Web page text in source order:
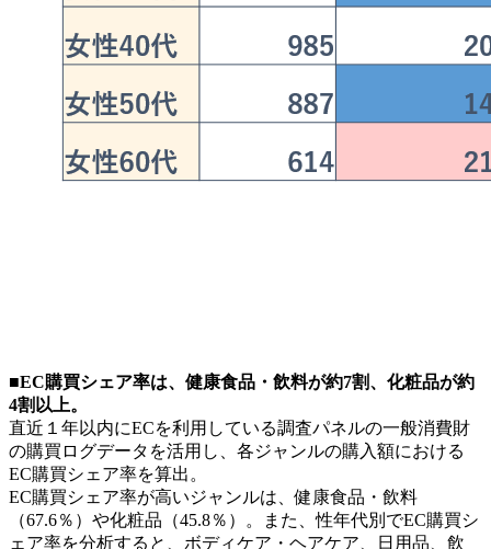
■EC購買シェア率は、健康食品・飲料が約7割、化粧品が約
4割以上。
直近１年以内にECを利用している調査パネルの一般消費財
の購買ログデータを活用し、各ジャンルの購入額における
EC購買シェア率を算出。
EC購買シェア率が高いジャンルは、健康食品・飲料
（67.6％）や化粧品（45.8％）。また、性年代別でEC購買シ
ェア率を分析すると、ボディケア・ヘアケア、日用品、飲